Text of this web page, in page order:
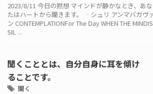
2023/8/11 今日の黙想 マインドが静かなとき、あな
たはハートから聞きます。 ‐シュリ アンマバガヴ
ン CONTEMPLATIONFor The Day WHEN THE MINDIS
SIL ...
聞くこととは、自分自身に耳を傾け
ることです。
聞く